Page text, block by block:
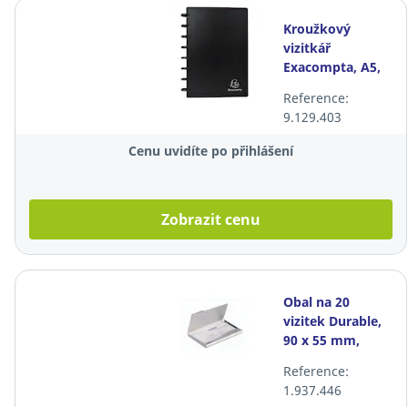
Kroužkový
vizitkář
Exacompta, A5,
Reference:
9.129.403
Cenu uvidíte po přihlášení
Zobrazit cenu
Obal na 20
vizitek Durable,
90 x 55 mm,
Reference:
1.937.446